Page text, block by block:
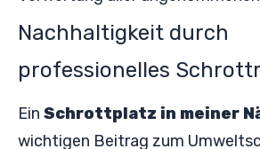
Nachhaltigkeit durch
professionelles
Ein Schrottplatz in meiner
wichtigen Beitrag zum